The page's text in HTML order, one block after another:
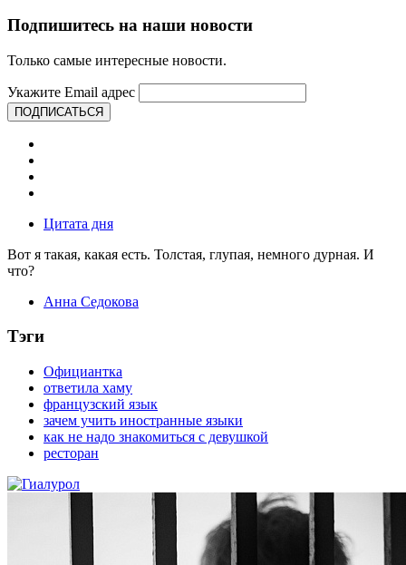
Подпишитесь на наши новости
Только самые интересные новости.
Укажите Email адрес
ПОДПИСАТЬСЯ
Цитата дня
Вот я такая, какая есть. Толстая, глупая, немного дурная. И
что?
Анна Седокова
Тэги
Официантка
ответила хаму
французский язык
зачем учить иностранные языки
как не надо знакомиться с девушкой
ресторан